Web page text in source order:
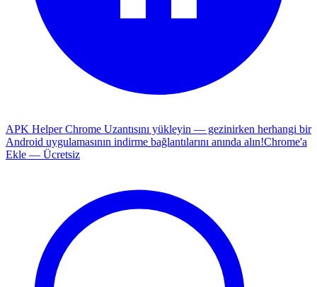
APK Helper Chrome Uzantısını yükleyin — gezinirken herhangi bir
Android uygulamasının indirme bağlantılarını anında alın!Chrome'a
Ekle — Ücretsiz